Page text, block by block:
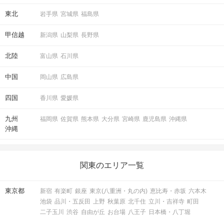
東北 岩手県 宮城県 福島県
甲信越 新潟県 山梨県 長野県
北陸 富山県 石川県
中国 岡山県 広島県
四国 香川県 愛媛県
九州
沖縄
福岡県 佐賀県 熊本県 大分県 宮崎県 鹿児島県 沖縄県
関東のエリア一覧
東京都 新宿 有楽町 銀座 東京(八重洲・丸の内) 恵比寿・赤坂 六本木
池袋 品川・五反田 上野 秋葉原 北千住 立川・吉祥寺 町田
二子玉川
渋谷 自由が丘 お台場 八王子 日本橋・八丁堀